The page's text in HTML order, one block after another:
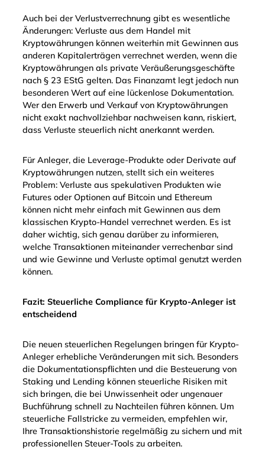
Auch bei der Verlustverrechnung gibt es wesentliche
Änderungen: Verluste aus dem Handel mit
Kryptowährungen können weiterhin mit Gewinnen aus
anderen Kapitalerträgen verrechnet werden, wenn die
Kryptowährungen als private Veräußerungsgeschäfte
nach § 23 EStG gelten. Das Finanzamt legt jedoch nun
besonderen Wert auf eine lückenlose Dokumentation.
Wer den Erwerb und Verkauf von Kryptowährungen
nicht exakt nachvollziehbar nachweisen kann, riskiert,
dass Verluste steuerlich nicht anerkannt werden.
Für Anleger, die Leverage-Produkte oder Derivate auf
Kryptowährungen nutzen, stellt sich ein weiteres
Problem: Verluste aus spekulativen Produkten wie
Futures oder Optionen auf Bitcoin und Ethereum
können nicht mehr einfach mit Gewinnen aus dem
klassischen Krypto-Handel verrechnet werden. Es ist
daher wichtig, sich genau darüber zu informieren,
welche Transaktionen miteinander verrechenbar sind
und wie Gewinne und Verluste optimal genutzt werden
können.
Fazit: Steuerliche Compliance für Krypto-Anleger ist
entscheidend
Die neuen steuerlichen Regelungen bringen für Krypto-
Anleger erhebliche Veränderungen mit sich. Besonders
die Dokumentationspflichten und die Besteuerung von
Staking und Lending können steuerliche Risiken mit
sich bringen, die bei Unwissenheit oder ungenauer
Buchführung schnell zu Nachteilen führen können. Um
steuerliche Fallstricke zu vermeiden, empfehlen wir,
Ihre Transaktionshistorie regelmäßig zu sichern und mit
professionellen Steuer-Tools zu arbeiten.